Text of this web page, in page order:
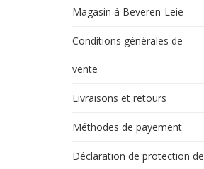
Magasin à Beveren-Leie
Conditions générales de
vente
Livraisons et retours
Méthodes de payement
Déclaration de protection de